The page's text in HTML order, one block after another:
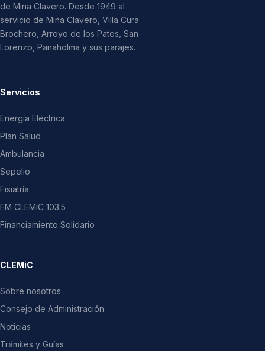
de Mina Clavero. Desde 1949 al
servicio de Mina Clavero, Villa Cura
Brochero, Arroyo de los Patos, San
Lorenzo, Panaholma y sus parajes.
Servicios
Energía Eléctrica
Plan Salud
Ambulancia
Sepelio
Fisiatría
FM CLEMiC 103.5
Financiamiento Solidario
CLEMiC
Sobre nosotros
Consejo de Administración
Noticias
Trámites y Guías